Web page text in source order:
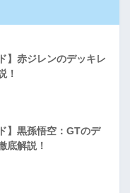
】赤ジレンのデッキレ
！
】黒孫悟空：GTのデ
底解説！